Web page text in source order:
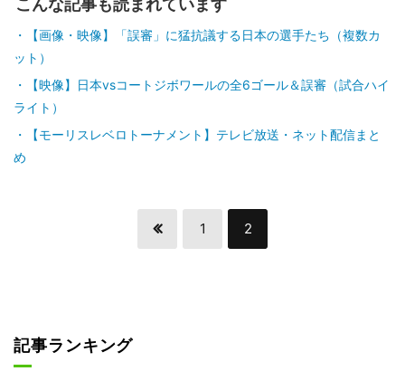
こんな記事も読まれています
【画像・映像】「誤審」に猛抗議する日本の選手たち（複数カ
ット）
【映像】日本vsコートジボワールの全6ゴール＆誤審（試合ハイ
ライト）
【モーリスレベロトーナメント】テレビ放送・ネット配信まと
め
1 2
記事ランキング